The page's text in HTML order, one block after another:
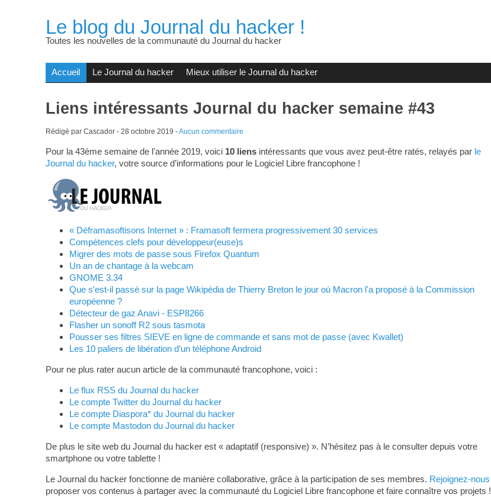
Le blog du Journal du hacker !
Toutes les nouvelles de la communauté du Journal du hacker
Accueil Le Journal du hacker Mieux utiliser le Journal du hacker
Liens intéressants Journal du hacker semaine #43
Rédigé par Cascador - 28 octobre 2019 -Aucun commentaire
Pour la 43ème semaine de l'année 2019, voici 10 liensintéressants que vous avez peut-être ratés, relayés par le
Journal du hacker, votre source d’informations pour le Logiciel Libre francophone !
« Déframasoftisons Internet » : Framasoft fermera progressivement 30 services
Compétences clefs pour développeur(euse)s
Migrer des mots de passe sous Firefox Quantum
Un an de chantage à la webcam
GNOME 3.34
Que s'est-il passé sur la page Wikipédia de Thierry Breton le jour où Macron l'a proposé à la Commission
européenne ?
Détecteur de gaz Anavi - ESP8266
Flasher un sonoff R2 sous tasmota
Pous­ser ses filtres SIEVE en ligne de commande et sans mot de passe (avec Kwal­let)
Les 10 paliers de libération d’un téléphone Android
Pour ne plus rater aucun article de la communauté francophone, voici :
Le flux RSS du Journal du hacker
Le compte Twitter du Journal du hacker
Le compte Diaspora* du Journal du hacker
Le compte Mastodon du Journal du hacker
De plus le site web du Journal du hacker est « adaptatif (responsive) ». N’hésitez pas à le consulter depuis votre
smartphone ou votre tablette !
Le Journal du hacker fonctionne de manière collaborative, grâce à la participation de ses membres. Rejoignez-nous
proposer vos contenus à partager avec la communauté du Logiciel Libre francophone et faire connaître vos projets !